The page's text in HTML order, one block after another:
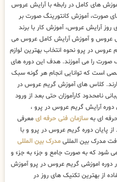
های کامل در رابطه با آرایش عروس
صورت، آموزش کانتورینگ صورت بر
آرایش عروس، آموزش کار با برند
عروس و آموزش آرایش کامل عروس می
در پرو نحوه انتخاب بهترین لوازم
را می آموزند. هدف این دوره های
است که توانایی انجام هر گونه سبک
کلاس های آموزش گریم عروس در
نامحدود کارآموزان حتی بعد از ورود
دوره آرایش گریم عروس در پرو ،
ای بهسازمان فنی حرفه ای معرفی
از پایان دوره گریم عروس در پرو و با
مدرک بین المللی مدرک بین المللی
شود که به صورت جامع و جزء به جزء و
دوره اموزشی گریم عروس در پرو آموزش
از بهترین تکنیک های روز در